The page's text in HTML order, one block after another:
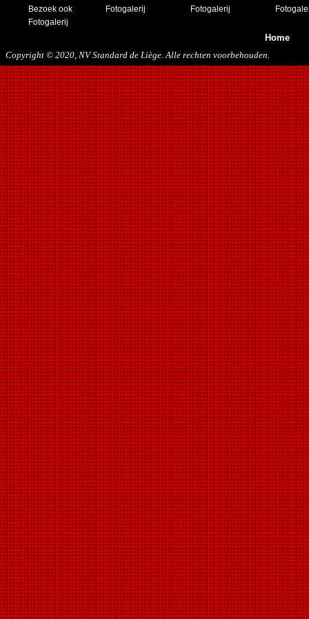
14/12/2019
Bezoek ook
Fotogalerij
Fotogalerij
Fotogalerij
Home
Copyright © 2020, NV Standard de Liège. Alle rechten voorbehouden.